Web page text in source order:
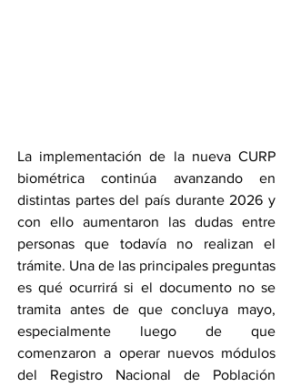
La implementación de la nueva CURP
biométrica continúa avanzando en
distintas partes del país durante 2026 y
con ello aumentaron las dudas entre
personas que todavía no realizan el
trámite. Una de las principales preguntas
es qué ocurrirá si el documento no se
tramita antes de que concluya mayo,
especialmente luego de que
comenzaron a operar nuevos módulos
del Registro Nacional de Población